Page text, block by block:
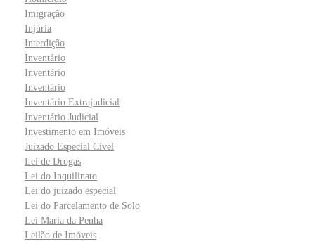
Imigração
Injúria
Interdição
Inventário
Inventário
Inventário
Inventário Extrajudicial
Inventário Judicial
Investimento em Imóveis
Juizado Especial Cível
Lei de Drogas
Lei do Inquilinato
Lei do juizado especial
Lei do Parcelamento de Solo
Lei Maria da Penha
Leilão de Imóveis